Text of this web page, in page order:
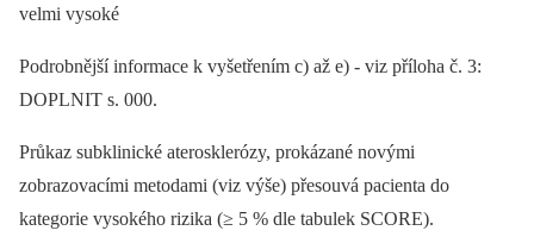
velmi vysoké
Podrobnější informace k vyšetřením c) až e) -⁠ viz příloha č. 3:
DOPLNIT s. 000.
Průkaz subklinické aterosklerózy, prokázané novými
zobrazovacími metodami (viz výše) přesouvá pacienta do
kategorie vysokého rizika (≥ 5 % dle tabulek SCORE).